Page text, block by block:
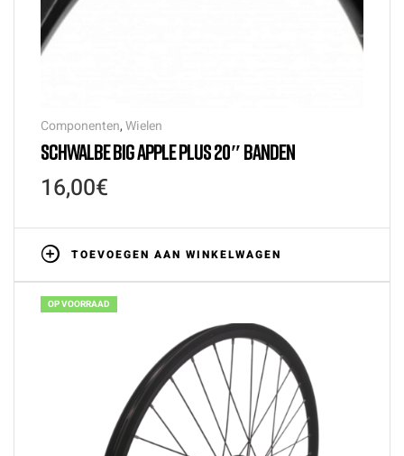
Componenten,Wielen
SCHWALBE BIG APPLE PLUS 20″ BANDEN
16,00€
TOEVOEGEN AAN WINKELWAGEN
OP VOORRAAD